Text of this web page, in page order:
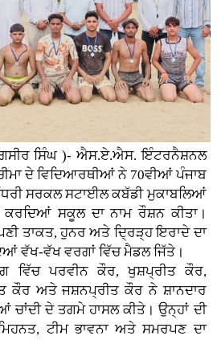
ਸਿੰਘ )- ਐਸ.ਏ.ਐਸ. ਇੰਟਰਨੈਸ਼ਨਲ
ਦੇ ਵਿਦਿਆਰਥੀਆਂ ਨੇ 70ਵੀਆਂ ਪੰਜਾਬ
ਸਰਕਲ ਸਟਾਈਲ ਕਬੱਡੀ ਮੁਕਾਬਲਿਆਂ
ਕਰਦਿਆਂ ਸਕੂਲ ਦਾ ਨਾਮ ਰੌਸ਼ਨ ਕੀਤਾ।
ਤਾਕਤ, ਹੁਨਰ ਅਤੇ ਦ੍ਰਿੜ੍ਹ ਇਰਾਦੇ ਦਾ
ਵੱਖ-ਵੱਖ ਵਰਗਾਂ ਵਿੱਚ ਮੈਡਲ ਜਿੱਤੇ।
ਵਿੱਚ ਪਰਵੀਨ ਕੌਰ, ਖੁਸ਼ਪ੍ਰੀਤ ਕੌਰ,
ਕੌਰ ਅਤੇ ਜਸ਼ਨਪ੍ਰੀਤ ਕੌਰ ਨੇ ਸ਼ਾਨਦਾਰ
ਦੇ ਤਗਮੇ ਹਾਸਲ ਕੀਤੇ। ਉਨ੍ਹਾਂ ਦੀ
ਟੀਮ ਭਾਵਨਾ ਅਤੇ ਸਮਰਪਣ ਦਾ